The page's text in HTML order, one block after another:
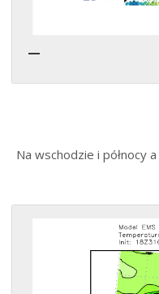
Na wschodzie i północy